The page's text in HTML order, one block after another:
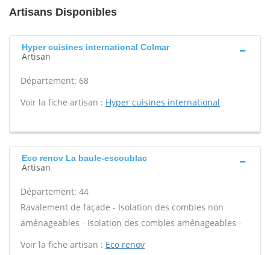
Artisans Disponibles
Hyper cuisines international Colmar
Artisan
Département: 68
Voir la fiche artisan : Hyper cuisines international
Eco renov La baule-escoublac
Artisan
Département: 44
Ravalement de façade - Isolation des combles non
aménageables - Isolation des combles aménageables -
Voir la fiche artisan : Eco renov